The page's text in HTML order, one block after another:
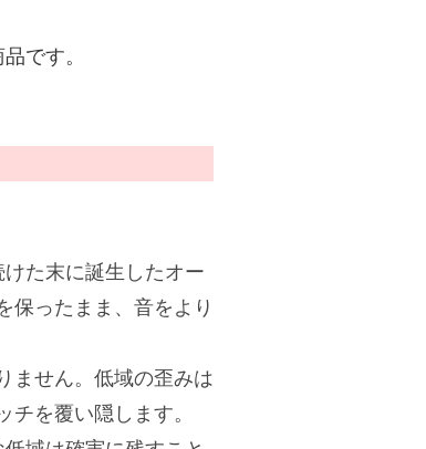
です。
た末に誕生したオー
保ったまま、音をより
ません。低域の歪みは
を覆い隠します。